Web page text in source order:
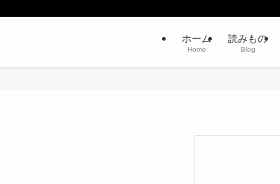
ホーム
Home
読みもの
Blog